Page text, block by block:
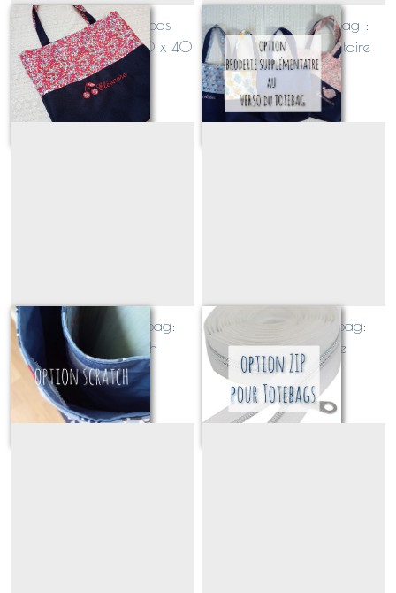
Totebag façon cabas
personnalisable XL 40 x 40
x 10 (étanche ou non)
À partir de 45
OPTION pour totebag :
broderie supplémentaire
À partir de 5€
OPTION pour totebag:
fermeture scratch
À partir de 4€
OPTION pour totebag:
fermeture zippée
À partir de 15 €